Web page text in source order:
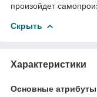
произойдет
Скрыть
Характеристики
Основные атрибуты